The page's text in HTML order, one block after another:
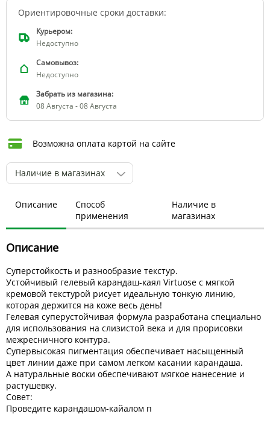
Ориентировочные сроки доставки:
Курьером:
Недоступно
Самовывоз:
Недоступно
Забрать из магазина:
08 Августа - 08 Августа
Возможна оплата картой на сайте
Наличие в магазинах
Описание
Способ
применения
Наличие в
магазинах
Описание
Суперстойкость и разнообразие текстур.
Устойчивый гелевый карандаш-каял Virtuose с мягкой
кремовой текстурой рисует идеальную тонкую линию,
которая держится на коже весь день!
Гелевая суперустойчивая формула разработана специально
для использования на слизистой века и для прорисовки
межресничного контура.
Супервысокая пигментация обеспечивает насыщенный
цвет линии даже при самом легком касании карандаша.
А натуральные воски обеспечивают мягкое нанесение и
растушевку.
Совет:
Проведите карандашом-кайалом п